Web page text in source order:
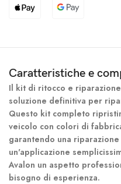
Caratteristiche e
Il kit di ritocco e
soluzione definitiva per
Questo kit completo
veicolo con colori di
garantendo una
un'applicazione
Avalon un aspetto
bisogno di esperienza.